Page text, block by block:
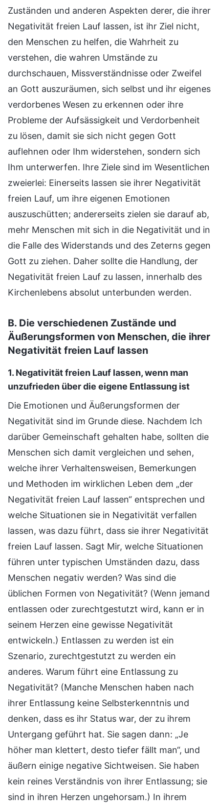
Zuständen und anderen Aspekten derer, die ihrer
Negativität freien Lauf lassen, ist ihr Ziel nicht,
den Menschen zu helfen, die Wahrheit zu
verstehen, die wahren Umstände zu
durchschauen, Missverständnisse oder Zweifel
an Gott auszuräumen, sich selbst und ihr eigenes
verdorbenes Wesen zu erkennen oder ihre
Probleme der Aufsässigkeit und Verdorbenheit
zu lösen, damit sie sich nicht gegen Gott
auflehnen oder Ihm widerstehen, sondern sich
Ihm unterwerfen. Ihre Ziele sind im Wesentlichen
zweierlei: Einerseits lassen sie ihrer Negativität
freien Lauf, um ihre eigenen Emotionen
auszuschütten; andererseits zielen sie darauf ab,
mehr Menschen mit sich in die Negativität und in
die Falle des Widerstands und des Zeterns gegen
Gott zu ziehen. Daher sollte die Handlung, der
Negativität freien Lauf zu lassen, innerhalb des
Kirchenlebens absolut unterbunden werden.
B. Die verschiedenen Zustände und
Äußerungsformen von Menschen, die ihrer
Negativität freien Lauf lassen
1. Negativität freien Lauf lassen, wenn man
unzufrieden über die eigene Entlassung ist
Die Emotionen und Äußerungsformen der
Negativität sind im Grunde diese. Nachdem Ich
darüber Gemeinschaft gehalten habe, sollten die
Menschen sich damit vergleichen und sehen,
welche ihrer Verhaltensweisen, Bemerkungen
und Methoden im wirklichen Leben dem „der
Negativität freien Lauf lassen“ entsprechen und
welche Situationen sie in Negativität verfallen
lassen, was dazu führt, dass sie ihrer Negativität
freien Lauf lassen. Sagt Mir, welche Situationen
führen unter typischen Umständen dazu, dass
Menschen negativ werden? Was sind die
üblichen Formen von Negativität? (Wenn jemand
entlassen oder zurechtgestutzt wird, kann er in
seinem Herzen eine gewisse Negativität
entwickeln.) Entlassen zu werden ist ein
Szenario, zurechtgestutzt zu werden ein
anderes. Warum führt eine Entlassung zu
Negativität? (Manche Menschen haben nach
ihrer Entlassung keine Selbsterkenntnis und
denken, dass es ihr Status war, der zu ihrem
Untergang geführt hat. Sie sagen dann: „Je
höher man klettert, desto tiefer fällt man“, und
äußern einige negative Sichtweisen. Sie haben
kein reines Verständnis von ihrer Entlassung; sie
sind in ihren Herzen ungehorsam.) In ihrem